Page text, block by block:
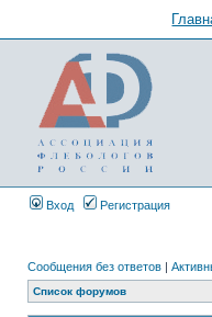
Вход Регистрация
Сообщения без ответов |
Список форумов